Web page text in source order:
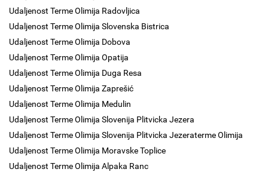
Udaljenost Terme Olimija Radovljica
Udaljenost Terme Olimija Slovenska Bistrica
Udaljenost Terme Olimija Dobova
Udaljenost Terme Olimija Opatija
Udaljenost Terme Olimija Duga Resa
Udaljenost Terme Olimija Zaprešić
Udaljenost Terme Olimija Medulin
Udaljenost Terme Olimija Slovenija Plitvicka Jezera
Udaljenost Terme Olimija Slovenija Plitvicka Jezeraterme Olimija
Udaljenost Terme Olimija Moravske Toplice
Udaljenost Terme Olimija Alpaka Ranc